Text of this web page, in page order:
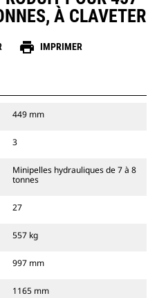
À CLAVETER
print IMPRIMER
449 mm
3
Minipelles hydrauliques de 7 à 8
tonnes
27
557 kg
997 mm
1165 mm